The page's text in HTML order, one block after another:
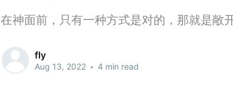
在神面前，只有一种方式是对的，那就是敞开
fly
Aug 13, 2022 • 4 min read